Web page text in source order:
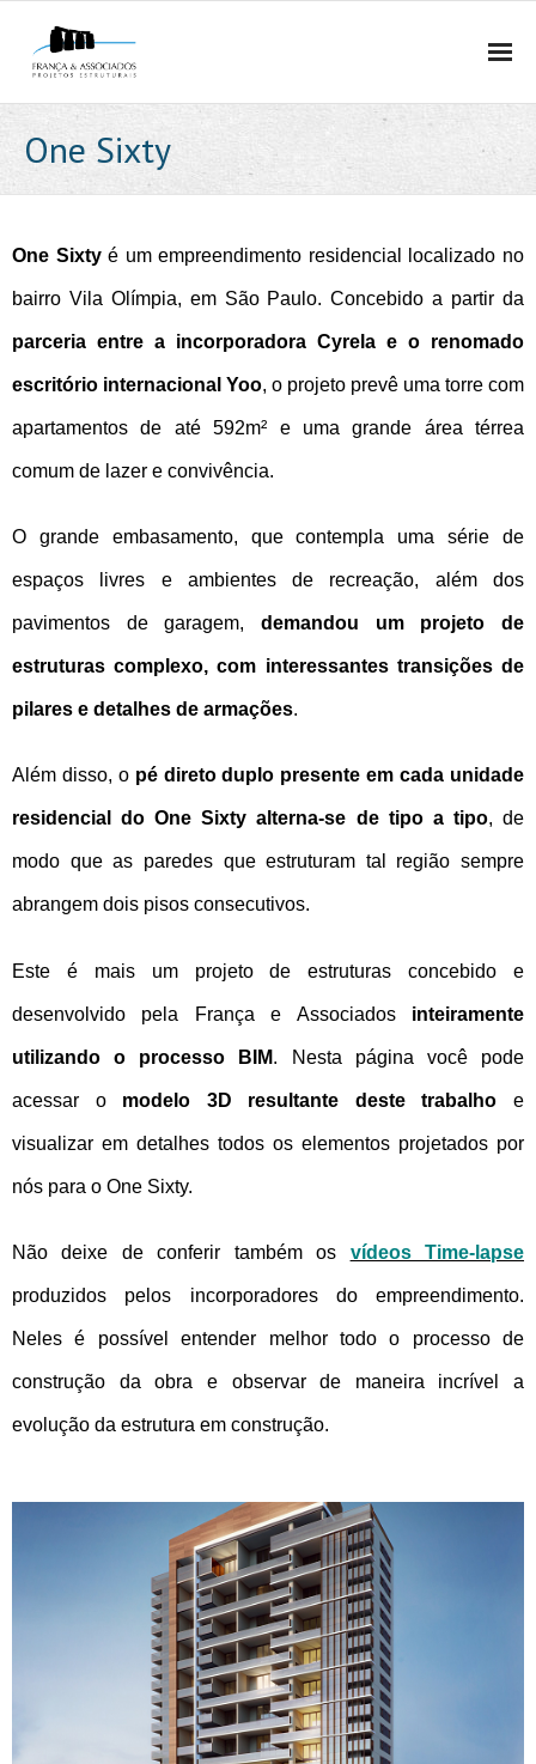
QUEM SOMOS
- MÉTODO
- EQUIPE
- POLÍTICA DE PRIVACIDADE E PROTEÇÃO DE DADOS
NOVIDADES
NEWSLETTER
One Sixty
One Sixtyé um empreendimento residencial localizado no
bairro Vila Olímpia, em São Paulo. Concebido a partir da
parceria entre a incorporadora Cyrela e o renomado
escritório internacional Yoo, o projeto prevê uma torre com
apartamentos de até 592m² e uma grande área térrea
comum de lazer e convivência.
O grande embasamento, que contempla uma série de
espaços livres e ambientes de recreação, além dos
pavimentos de garagem, demandou um projeto de
estruturas complexo, com interessantes transições de
pilares e detalhes de armações.
Além disso, o pé direto duplo presente em cada unidade
residencial do One Sixty alterna-se de tipo a tipo, de
modo que as paredes que estruturam tal região sempre
abrangem dois pisos consecutivos.
Este é mais um projeto de estruturas concebido e
desenvolvido pela França e Associados inteiramente
utilizando o processo BIM. Nesta página você pode
acessar o modelo 3D resultante deste trabalho e
visualizar em detalhes todos os elementos projetados por
nós para o One Sixty.
Não deixe de conferir também os vídeos Time-lapse
produzidos pelos incorporadores do empreendimento.
Neles é possível entender melhor todo o processo de
construção da obra e observar de maneira incrível a
evolução da estrutura em construção.